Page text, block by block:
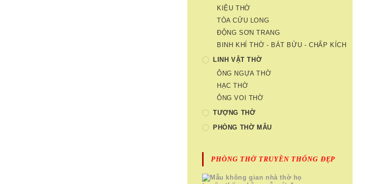
KIỆU THỜ
TÒA CỬU LONG
ĐỘNG SƠN TRANG
BINH KHÍ THỜ - BÁT BỬU - CHẤP KÍCH
LINH VẬT THỜ
ÔNG NGỰA THỜ
HẠC THỜ
ÔNG VOI THỜ
TƯỢNG THỜ
PHÒNG THỜ MẪU
PHÒNG THỜ TRUYỀN THỐNG ĐẸP